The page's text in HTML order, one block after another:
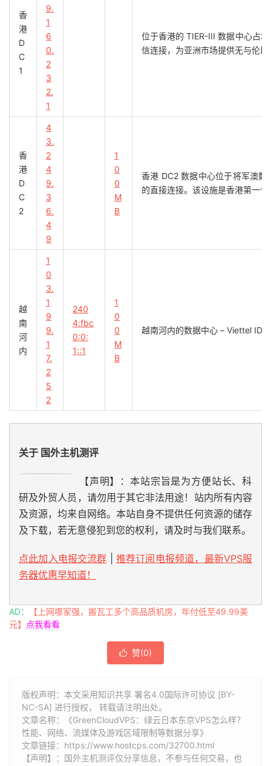
香
港
D
C
1
9.
1
6
0.
2
3
2.
1
位于香港的 TIER-III 数据中心占
信连接，为亚洲市场提供无与伦
香
港
D
C
2
4
3.
2
4
9.
3
6.
4
9
1
0
0
M
B
香港 DC2 数据中心位于将军澳
的直接连接。该设施是香港第一
越
南
河
内
1
0
3.
1
9
9.
1
7.
2
5
2
240
4:fbc
0:0:
1::1
1
0
0
M
B
越南河内的数据中心 – Viettel
关于 国外主机测评
【声明】：本站宗旨是为方便站长、科
研及外贸人员，请勿用于其它非法用途！站内所有内容
及资源，均来自网络。本站自身不提供任何资源的储存
及下载，若无意侵犯到您的权利，请及时与我们联系。
点此加入电报交流群
推荐订阅电报频道，最新VPS服
务器优惠早知道！
AD：
【上网哪家强，搬瓦工多个高品质机房，年付低至49.99美
元】
点我看看
 赞(0)
版权声明：本文采用知识共享 署名4.0国际许可协议 [BY-
NC-SA] 进行授权， 转载请注明出处。
文章名称：《GreenCloudVPS：绿云日本东京VPS怎么样？
性能、网络、流媒体及游戏区域限制等数据分享》
文章链接： https://www.hostcps.com/32700.html
【声明】：国外主机测评仅分享信息，不参与任何交易，也